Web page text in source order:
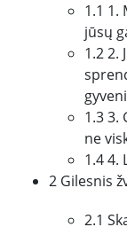
1.1 1.
jūsų
1.2 2.
1.3 3.
ne
1.4 4.
2 Gilesnis
2.1